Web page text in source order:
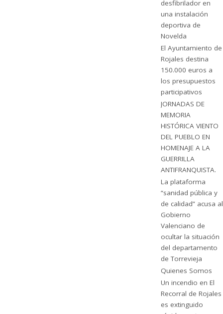
desfibrilador en
una instalación
deportiva de
Novelda
El Ayuntamiento de
Rojales destina
150.000 euros a
los presupuestos
participativos
JORNADAS DE
MEMORIA
HISTÓRICA VIENTO
DEL PUEBLO EN
HOMENAJE A LA
GUERRILLA
ANTIFRANQUISTA.
La plataforma
“sanidad pública y
de calidad” acusa al
Gobierno
Valenciano de
ocultar la situación
del departamento
de Torrevieja
Quienes Somos
Un incendio en El
Recorral de Rojales
es extinguido